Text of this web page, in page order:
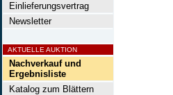
Einlieferungsvertrag
Newsletter
AKTUELLE AUKTION
Nachverkauf und
Ergebnisliste
Katalog zum Blättern